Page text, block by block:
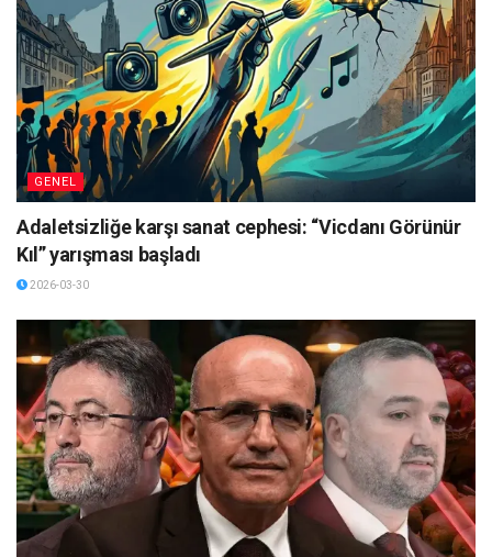
GENEL
Adaletsizliğe karşı sanat cephesi: “Vicdanı Görünür
Kıl” yarışması başladı
2026-03-30